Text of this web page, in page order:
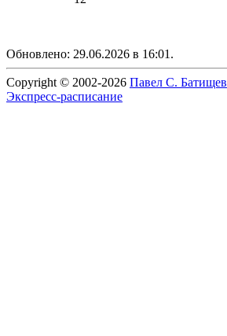
Обновлено: 29.06.2026 в 16:01.
Copyright © 2002-2026 Павел С. Батищев
Экспресс-расписание